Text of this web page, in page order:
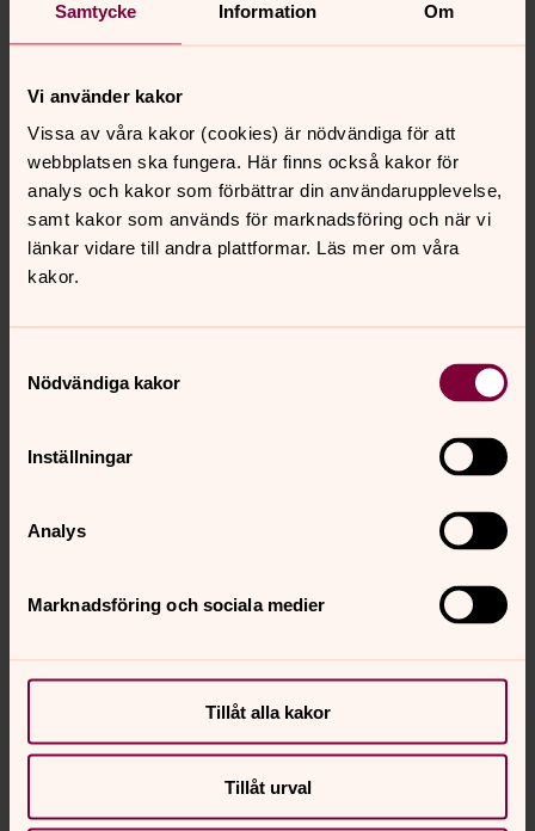
Samtycke Information Om
Vi använder kakor
Vissa av våra kakor (cookies) är nödvändiga för att
webbplatsen ska fungera. Här finns också kakor för
analys och kakor som förbättrar din användarupplevelse,
samt kakor som används för marknadsföring och när vi
länkar vidare till andra plattformar. Läs mer om våra
kakor.
Nödvändiga kakor
Inställningar
Analys
Marknadsföring och sociala medier
Tillåt alla kakor
Tillåt urval
Olika former av gudstjänster
välkommen, precis som den du är. Gudstjänsterna
utformas på olika sätt och har olika namn.
Gudstjänsten
Gudstjänster firas varje söndag i Svenska kyrkans
Har du koll på kyrkans olika delar och detaljer? Den här
bilden visar den allra vanligaste typen av kyrkobyggnad i
och torn i väster. På den här sidan kan du lära dig mer
Rikskollekter tas upp i landets alla församlingar till
som beslutar om när rikskollekter ska tas upp och för
vilka ändamål.